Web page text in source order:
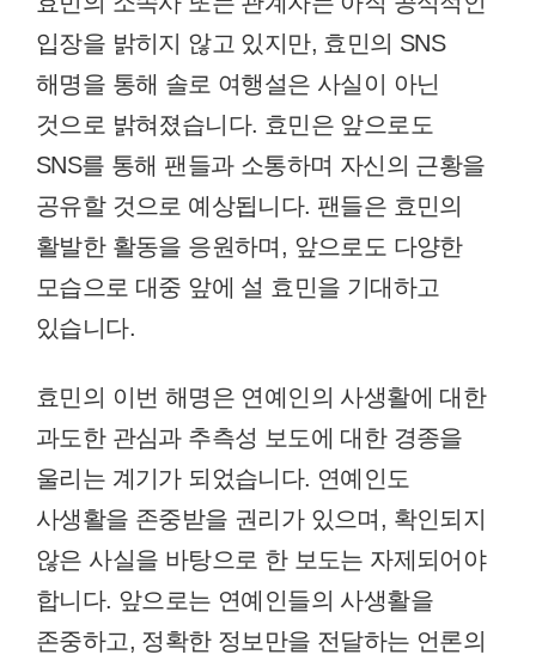
입장을 밝히지 않고 있지만, 효민의 SNS
해명을 통해 솔로 여행설은 사실이 아닌
것으로 밝혀졌습니다. 효민은 앞으로도
SNS를 통해 팬들과 소통하며 자신의 근황을
공유할 것으로 예상됩니다. 팬들은 효민의
활발한 활동을 응원하며, 앞으로도 다양한
모습으로 대중 앞에 설 효민을 기대하고
있습니다.
효민의 이번 해명은 연예인의 사생활에 대한
과도한 관심과 추측성 보도에 대한 경종을
울리는 계기가 되었습니다. 연예인도
사생활을 존중받을 권리가 있으며, 확인되지
않은 사실을 바탕으로 한 보도는 자제되어야
합니다. 앞으로는 연예인들의 사생활을
존중하고, 정확한 정보만을 전달하는 언론의